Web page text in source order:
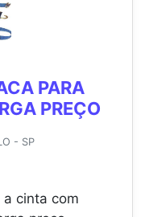
PARA
PREÇO
- SP
cinta com